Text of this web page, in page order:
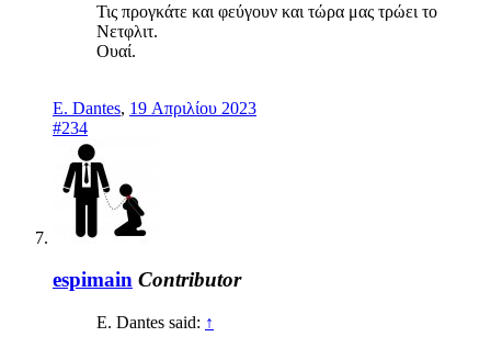
Τις προγκάτε και φεύγουν και τώρα μας τρώει το
Νετφλιτ.
Ουαί.
E. Dantes, 19 Απριλίου 2023
#234
espimain Contributor
E. Dantes said: ↑